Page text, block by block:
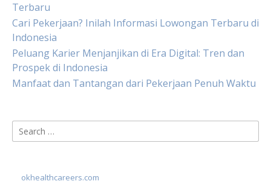
Terbaru
Cari Pekerjaan? Inilah Informasi Lowongan Terbaru di
Indonesia
Peluang Karier Menjanjikan di Era Digital: Tren dan
Prospek di Indonesia
Manfaat dan Tantangan dari Pekerjaan Penuh Waktu
Search
for:
okhealthcareers.com